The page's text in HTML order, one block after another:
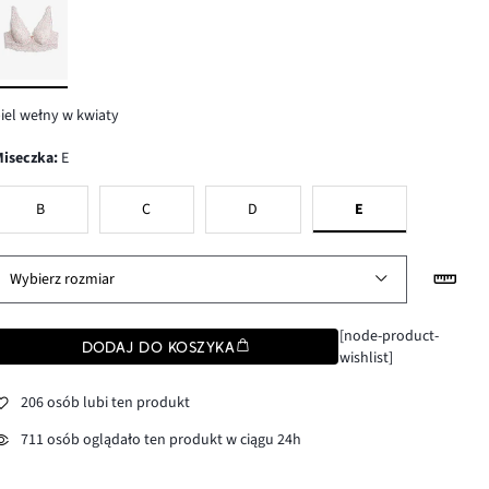
wełny w kwiaty
Miseczka: E
B C D E
Wybierz rozmiar
DODAJ DO KOSZYKA
[node-product-
wishlist]
206 osób lubi ten produkt
711 osób oglądało ten produkt w ciągu 24h